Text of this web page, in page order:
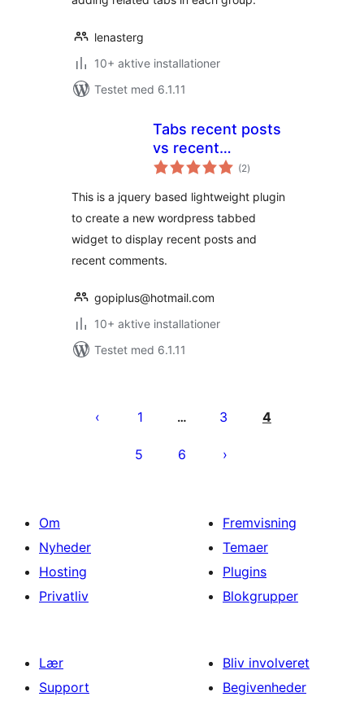
lenasterg
10+ aktive installationer
Testet med 6.1.11
Tabs recent posts
vs recent
comments
(2totale
bedømmelser
)
This is a jquery based lightweight plugin
to create a new wordpress tabbed
widget to display recent posts and
recent comments.
gopiplus@hotmail.com
10+ aktive installationer
Testet med 6.1.11
1 … 3 4
5 6
Om
Nyheder
Hosting
Privatliv
Fremvisning
Temaer
Plugins
Blokgrupper
Lær
Support
Bliv involveret
Begivenheder